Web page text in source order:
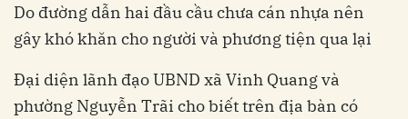
Do đường dẫn hai đầu cầu chưa cán nhựa nên
gây khó khăn cho người và phương tiện qua lại
Đại diện lãnh đạo UBND xã Vinh Quang và
phường Nguyễn Trãi cho biết trên địa bàn có